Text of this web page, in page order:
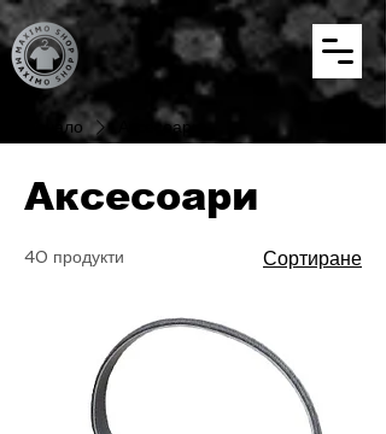
Начало Аксесоари
Аксесоари
40 продукти Сортиране